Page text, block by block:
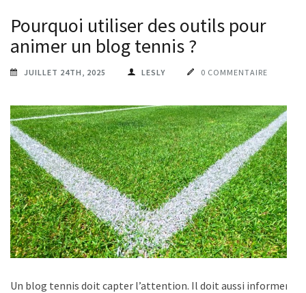
Pourquoi utiliser des outils pour
animer un blog tennis ?
JUILLET 24TH, 2025 LESLY 0 COMMENTAIRE
Un blog tennis doit capter l’attention. Il doit aussi informer